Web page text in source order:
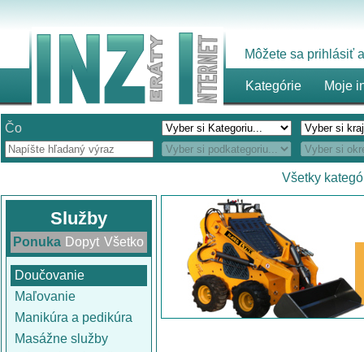
Môžete sa prihlásiť
Kategórie Moje
Čo
Všetky
Služby
Ponuka Dopyt Všetko
Doučovanie
Maľovanie
Manikúra a pedikúra
Masážne služby